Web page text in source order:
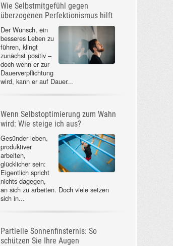
Wie Selbstmitgefühl gegen
überzogenen Perfektionismus hilft
Der Wunsch, ein
besseres Leben zu
führen, klingt
zunächst positiv –
doch wenn er zur
Dauerverpflichtung
wird, kann er auf Dauer...
Wenn Selbstoptimierung zum Wahn
wird: Wie steige ich aus?
Gesünder leben,
produktiver
arbeiten,
glücklicher sein:
Eigentlich spricht
nichts dagegen,
an sich zu arbeiten. Doch viele setzen
sich in...
Partielle Sonnenfinsternis: So
schützen Sie Ihre Augen